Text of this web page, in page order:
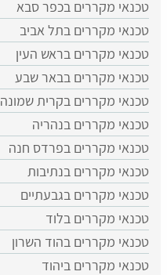
טכנאי מקררים בכפר סבא
טכנאי מקררים בתל אביב
טכנאי מקררים בראש העין
טכנאי מקררים בבאר שבע
טכנאי מקררים בקרית שמונה
טכנאי מקררים בנהריה
טכנאי מקררים בפרדס חנה
טכנאי מקררים בנתיבות
טכנאי מקררים בגבעתיים
טכנאי מקררים בלוד
טכנאי מקררים בהוד השרון
טכנאי מקררים ביהוד